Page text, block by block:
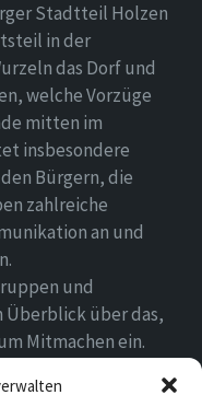
Stadtteil Holzen
in der
das Dorf und
welche Vorzüge
mitten im
insbesondere
Bürgern, die
zahlreiche
an und
und
Überblick über das,
Mitmachen ein.